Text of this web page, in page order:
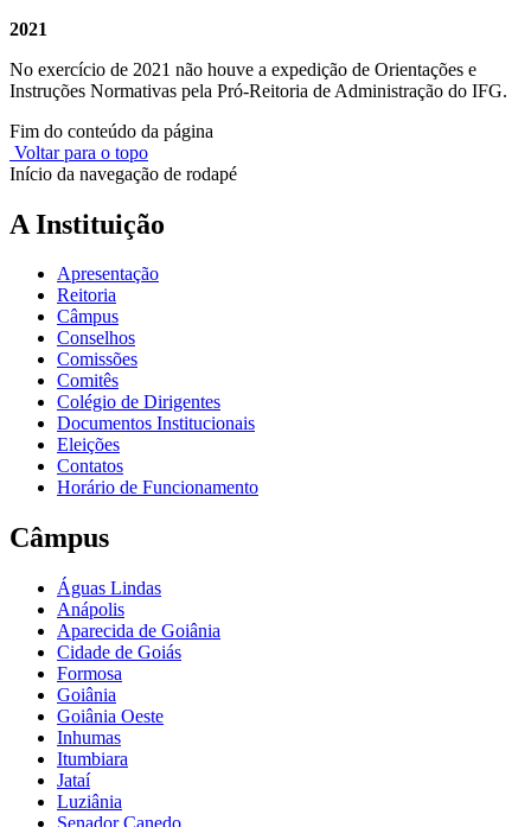
2021
No exercício de 2021 não houve a expedição de Orientações e
Instruções Normativas pela Pró-Reitoria de Administração do IFG.
Fim do conteúdo da página
Voltar para o topo
Início da navegação de rodapé
A Instituição
Apresentação
Reitoria
Câmpus
Conselhos
Comissões
Comitês
Colégio de Dirigentes
Documentos Institucionais
Eleições
Contatos
Horário de Funcionamento
Câmpus
Águas Lindas
Anápolis
Aparecida de Goiânia
Cidade de Goiás
Formosa
Goiânia
Goiânia Oeste
Inhumas
Itumbiara
Jataí
Luziânia